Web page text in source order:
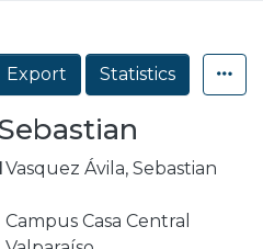
Export Statistics
Vasquez Ávila, Sebastian
Campus Casa Central